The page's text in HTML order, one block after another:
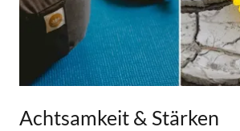
Achtsamkeit & Stärken